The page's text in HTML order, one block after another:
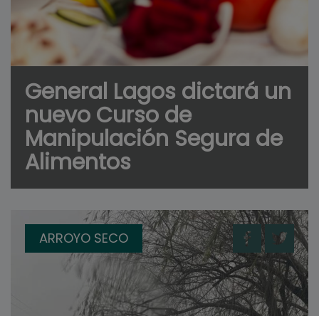
General Lagos dictará un
nuevo Curso de
Manipulación Segura de
Alimentos
ARROYO SECO